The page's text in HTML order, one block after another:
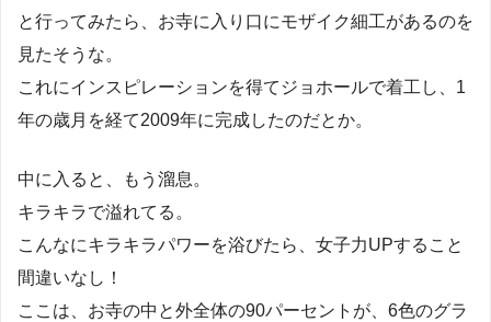
と行ってみたら、お寺に入り口にモザイク細工があるのを
見たそうな。
これにインスピレーションを得てジョホールで着工し、1
年の歳月を経て2009年に完成したのだとか。
中に入ると、もう溜息。
キラキラで溢れてる。
こんなにキラキラパワーを浴びたら、女子力UPすること
間違いなし！
ここは、お寺の中と外全体の90パーセントが、6色のグラ